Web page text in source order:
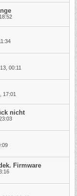
00:11
17:01
nicht
Firmware